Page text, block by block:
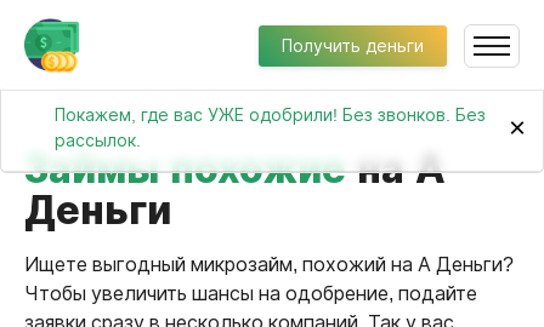
Покажем, где вас УЖЕ одобрили! Без звонков. Без
рассылок.
×
Получить деньги
Займы похожиена А
Деньги
Ищете выгодный микрозайм, похожий на А Деньги?
Чтобы увеличить шансы на одобрение, подайте
заявки сразу в несколько компаний. Так у вас